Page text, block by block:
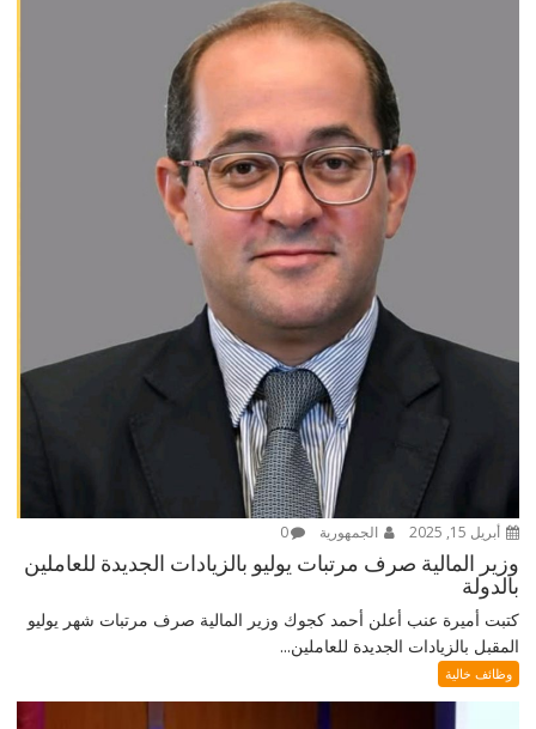
أبريل 15, 2025 الجمهورية 0
وزير المالية صرف مرتبات يوليو بالزيادات الجديدة للعاملين
بالدولة
كتبت أميرة عنب أعلن أحمد كجوك وزير المالية صرف مرتبات شهر يوليو
المقبل بالزيادات الجديدة للعاملين...
وظائف خالية